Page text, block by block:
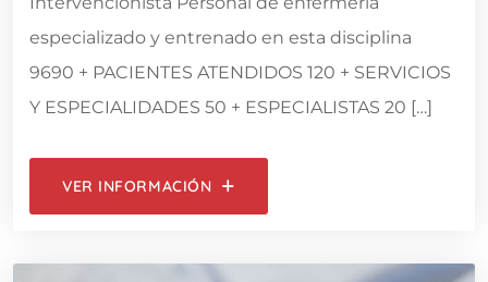
especializado y entrenado en esta disciplina
9690 + PACIENTES ATENDIDOS 120 + SERVICIOS
Y ESPECIALIDADES 50 + ESPECIALISTAS 20 […]
VER INFORMACIÓN